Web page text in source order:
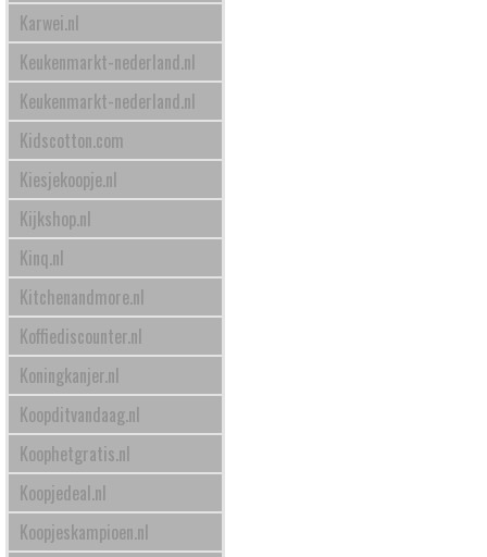
Karwei.nl
Keukenmarkt-nederland.nl
Keukenmarkt-nederland.nl
Kidscotton.com
Kiesjekoopje.nl
Kijkshop.nl
Kinq.nl
Kitchenandmore.nl
Koffiediscounter.nl
Koningkanjer.nl
Koopditvandaag.nl
Koophetgratis.nl
Koopjedeal.nl
Koopjeskampioen.nl